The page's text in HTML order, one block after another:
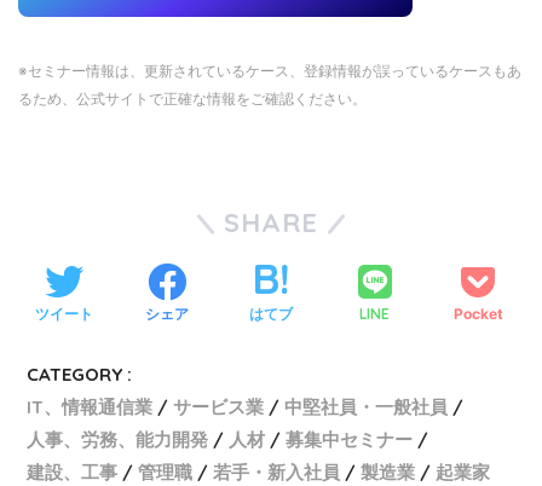
※セミナー情報は、更新されているケース、登録情報が誤っているケースもあ
るため、公式サイトで正確な情報をご確認ください。
SHARE
ツイート シェア はてブ LINE Pocket
CATEGORY :
IT、情報通信業
サービス業
中堅社員・一般社員
人事、労務、能力開発
人材
募集中セミナー
建設、工事
管理職 若手・新入社員 製造業
起業家